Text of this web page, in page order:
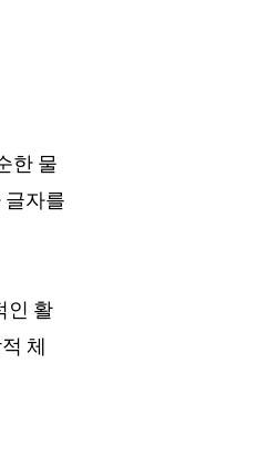
한 물
글자를
인 활
체